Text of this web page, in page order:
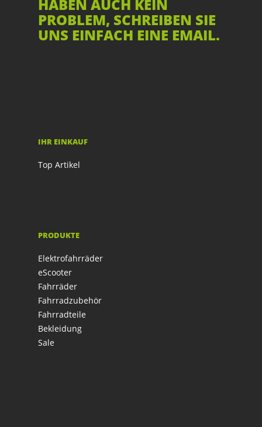
HABEN AUCH KEIN
PROBLEM, SCHREIBEN SIE
UNS EINFACH EINE EMAIL.
IHR EINKAUF
Top Artikel
PRODUKTE
Elektrofahrräder
eScooter
Fahrräder
Fahrradzubehör
Fahrradteile
Bekleidung
Sale